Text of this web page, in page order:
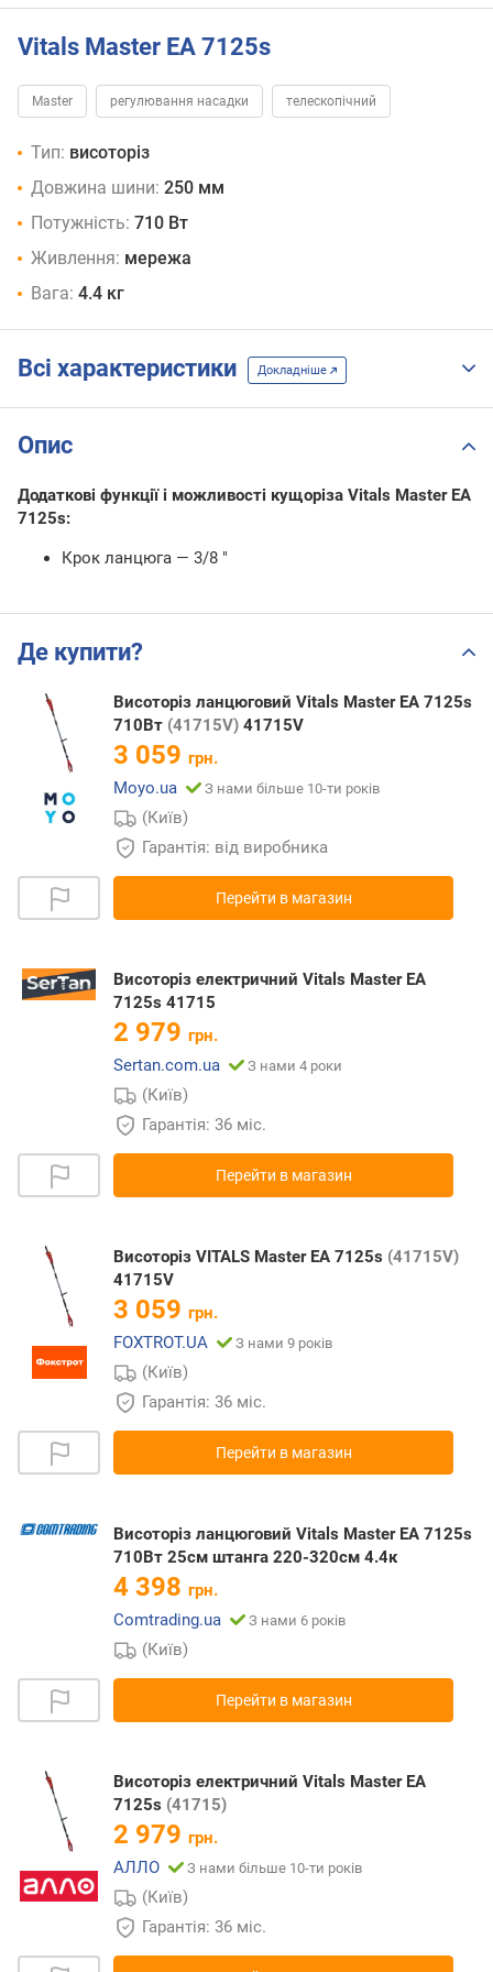
Vitals Master EA 7125s
Master регулювання насадки телескопічний
Тип: висоторіз
Довжина шини: 250 мм
Потужність: 710 Вт
Живлення: мережа
Вага: 4.4 кг
Всі характеристики Докладніше
Опис
Додаткові функції і можливості кущоріза Vitals Master EA
7125s:
Крок ланцюга — 3/8 "
Де купити?
Висоторіз ланцюговий Vitals Master EA 7125s
710Вт (41715V) 41715V
3 059 грн.
Moyo.ua
З нами більше 10-ти років
(Київ)
Гарантія: від виробника
Перейти в магазин
Висоторіз електричний Vitals Master EA
7125s 41715
2 979 грн.
Sertan.com.ua
З нами 4 роки
(Київ)
Гарантія: 36 міс.
Перейти в магазин
Висоторіз VITALS Master EA 7125s (41715V)
41715V
3 059 грн.
FOXTROT.UA
З нами 9 років
(Київ)
Гарантія: 36 міс.
Перейти в магазин
Висоторіз ланцюговий Vitals Master EA 7125s
710Вт 25см штанга 220-320см 4.4к
4 398 грн.
Comtrading.ua
З нами 6 років
(Київ)
Перейти в магазин
Висоторіз електричний Vitals Master EA
7125s (41715)
2 979 грн.
АЛЛО
З нами більше 10-ти років
(Київ)
Гарантія: 36 міс.